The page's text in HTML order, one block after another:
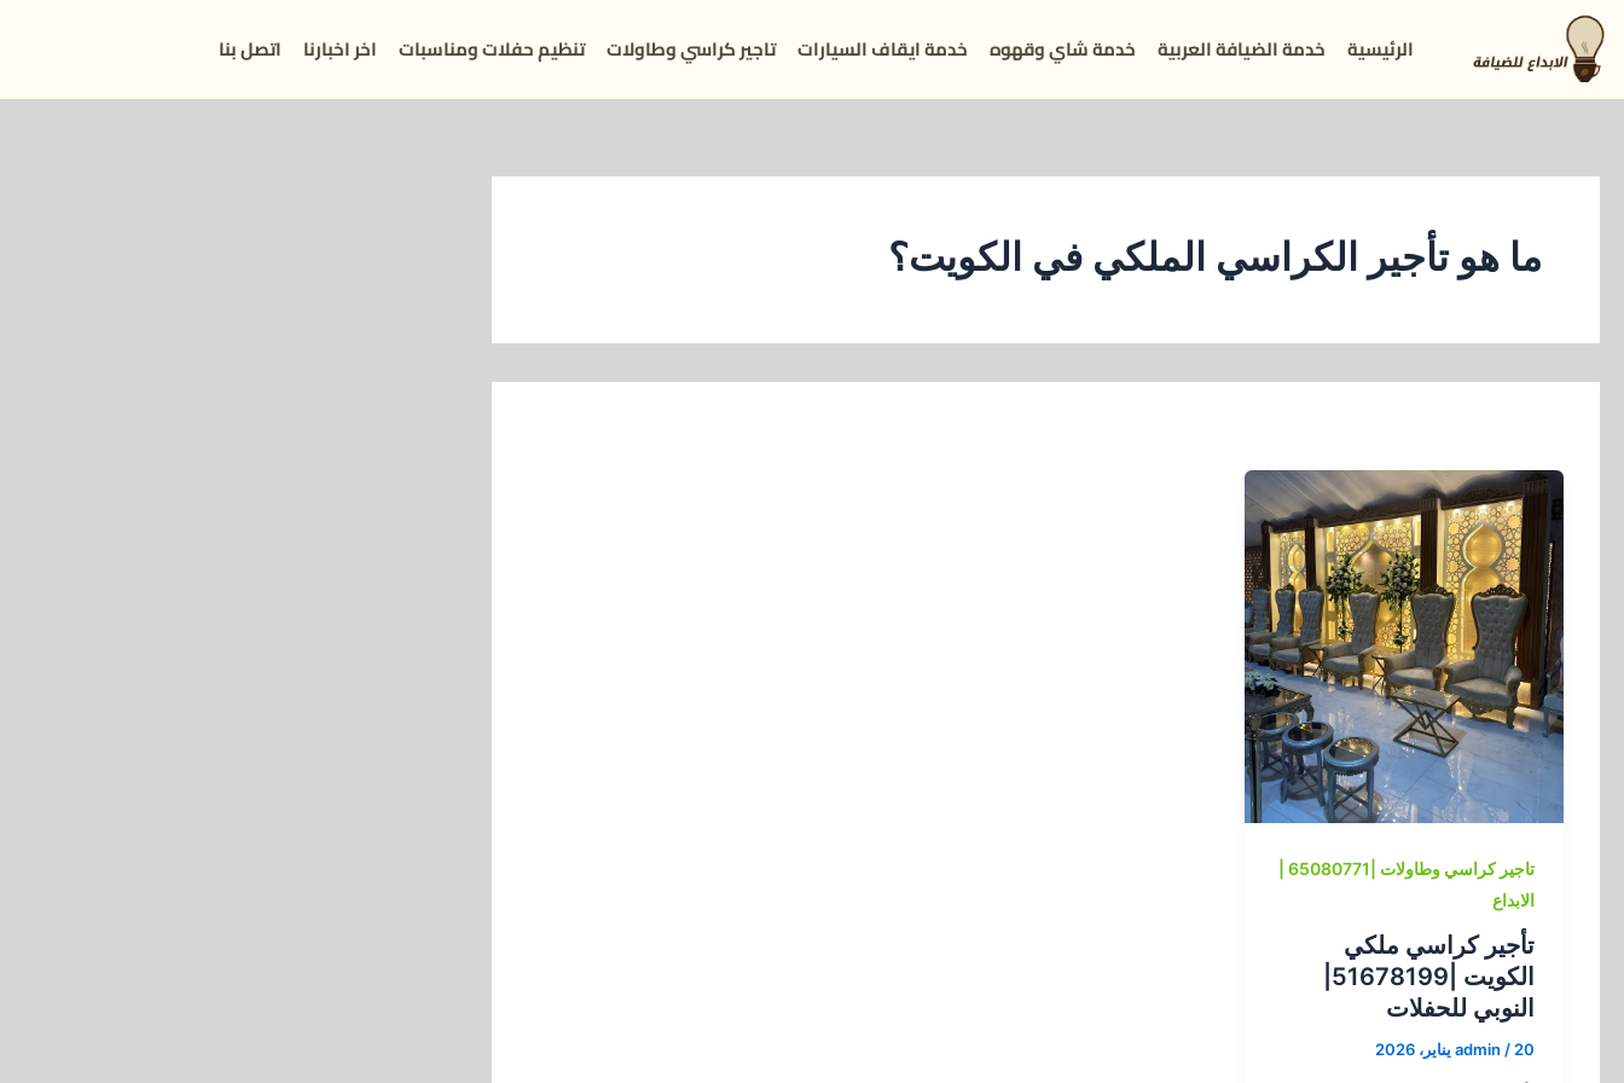
تخطي
إلى
المحتوى
الرئيسية خدمة الضيافة العربية خدمة شاي وقهوه خدمة ايقاف السيارات تاجير كراسي وطاولات تنظيم حفلات ومناسبات اخر اخبارنا اتصل بنا
ما هو تأجير الكراسي الملكي في الكويت؟
الابداع
تأجير كراسي ملكي
النوبي للحفلات
admin /20 يناير، 2026